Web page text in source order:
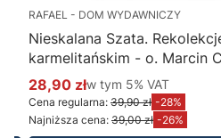
RAFAEL - DOM WYDAWNICZY
Nieskalana Szata.
karmelitańskim - o. Marcin
Cena promocyjna brutto
28,90 złw tym %s VAT
w tym 5% VAT
Cena regularna: 39,90 zł -28%
Najniższa cena: 39,00 zł -26%